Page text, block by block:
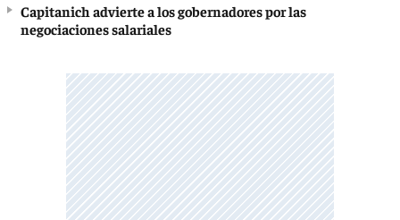
Capitanich advierte a los gobernadores por las
negociaciones salariales